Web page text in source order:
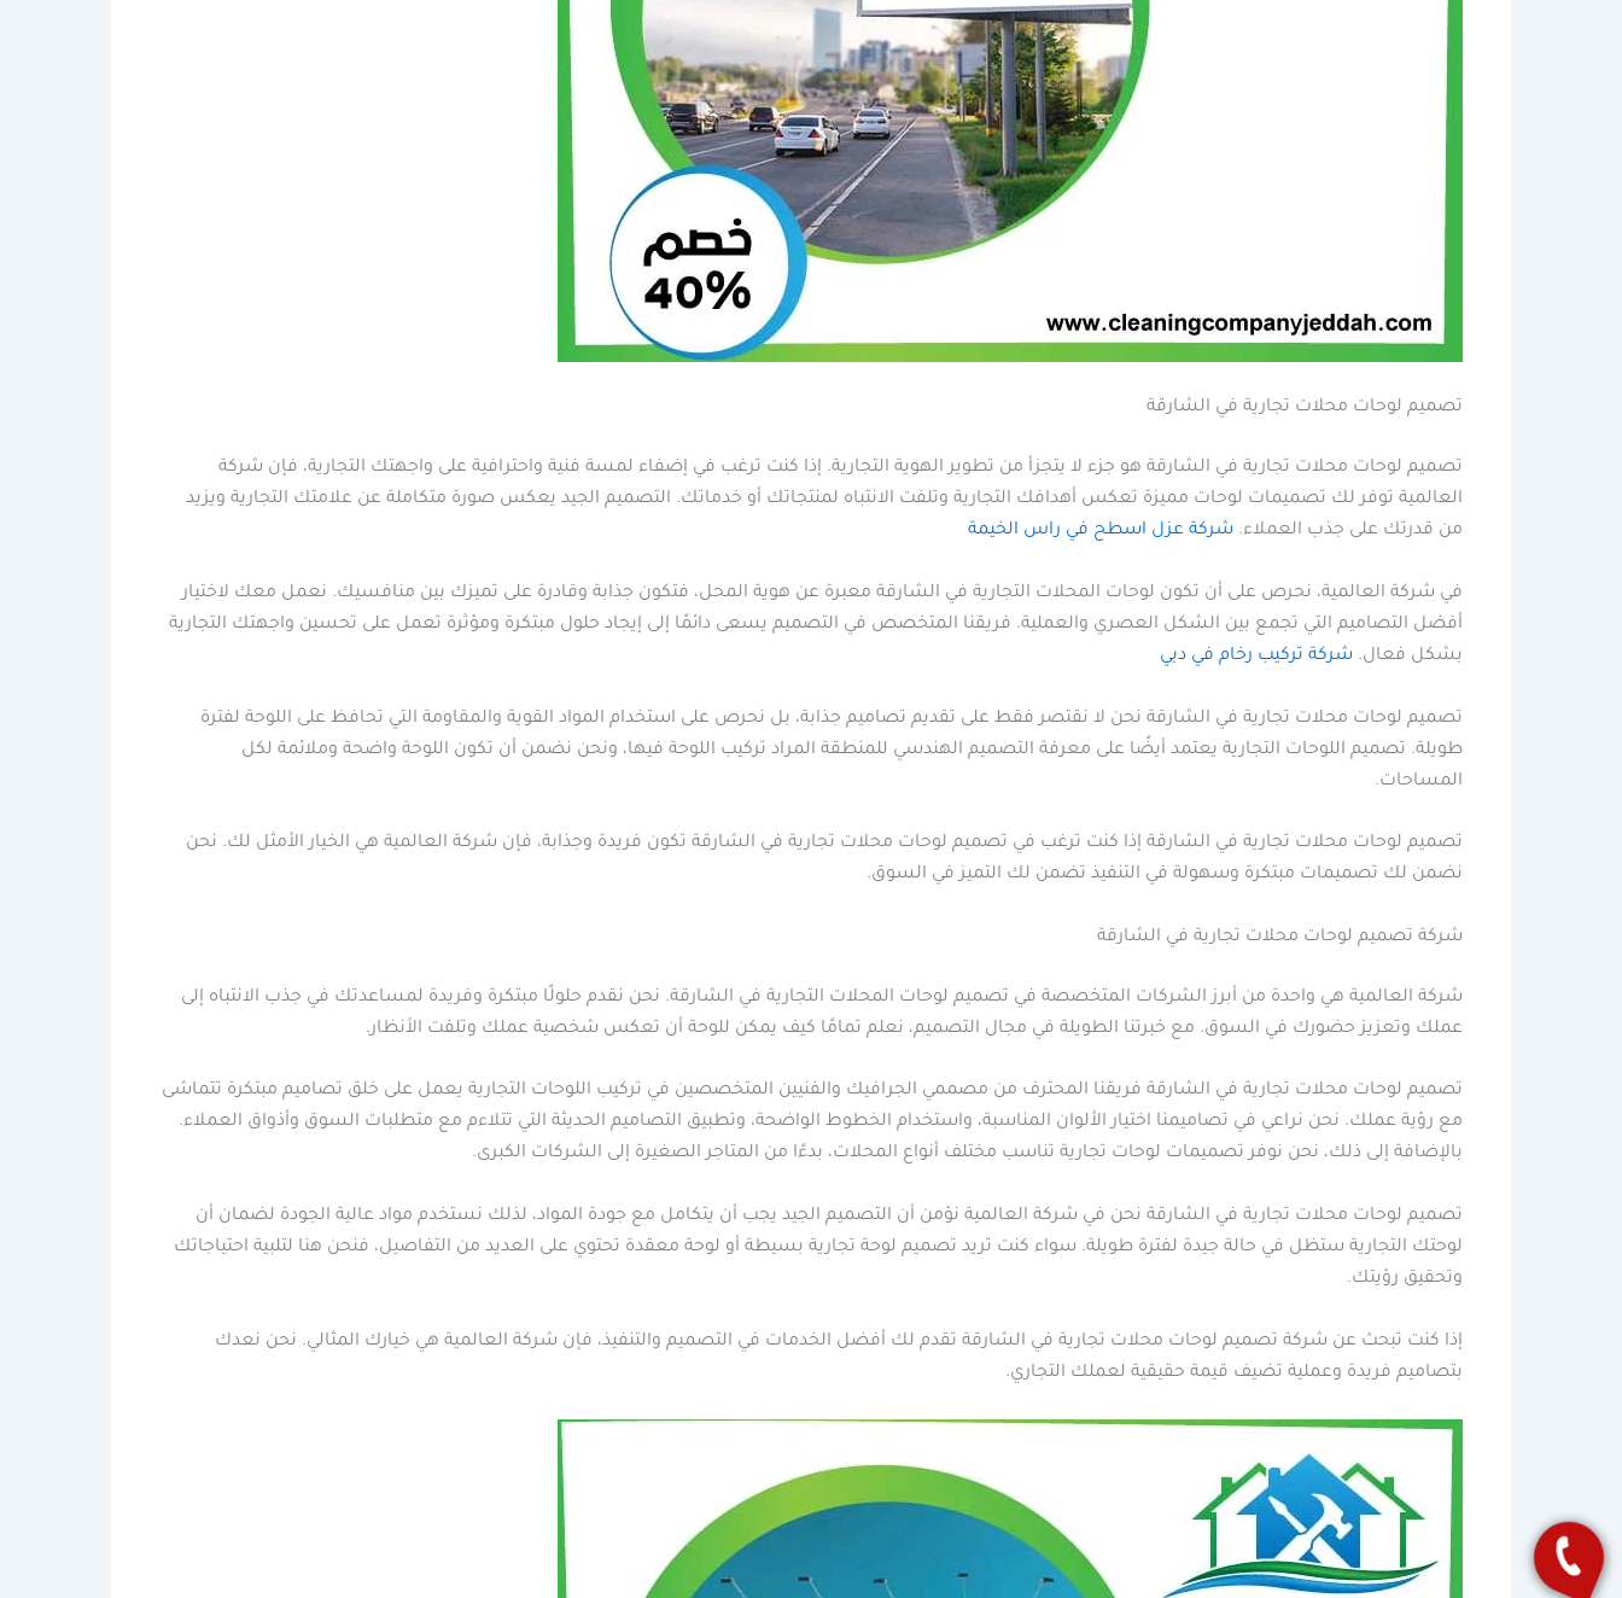
تصميم لوحات محلات تجارية في الشارقة
تصميم لوحات محلات تجارية في الشارقة هو جزء لا يتجزأ من تطوير الهوية التجارية. إذا كنت ترغب في إضفاء لمسة فنية واحترافية على واجهتك التجارية، فإن شركة
العالمية توفر لك تصميمات لوحات مميزة تعكس أهدافك التجارية وتلفت الانتباه لمنتجاتك أو خدماتك. التصميم الجيد يعكس صورة متكاملة عن علامتك التجارية ويزيد
من قدرتك على جذب العملاء. شركة عزل اسطح في راس الخيمة
في شركة العالمية، نحرص على أن تكون لوحات المحلات التجارية في الشارقة معبرة عن هوية المحل، فتكون جذابة وقادرة على تميزك بين منافسيك. نعمل معك لاختيار
أفضل التصاميم التي تجمع بين الشكل العصري والعملية. فريقنا المتخصص في التصميم يسعى دائمًا إلى إيجاد حلول مبتكرة ومؤثرة تعمل على تحسين واجهتك التجارية
بشكل فعال. شركة تركيب رخام في دبي
تصميم لوحات محلات تجارية في الشارقة نحن لا نقتصر فقط على تقديم تصاميم جذابة، بل نحرص على استخدام المواد القوية والمقاومة التي تحافظ على اللوحة لفترة
طويلة. تصميم اللوحات التجارية يعتمد أيضًا على معرفة التصميم الهندسي للمنطقة المراد تركيب اللوحة فيها، ونحن نضمن أن تكون اللوحة واضحة وملائمة لكل
المساحات.
تصميم لوحات محلات تجارية في الشارقة إذا كنت ترغب في تصميم لوحات محلات تجارية في الشارقة تكون فريدة وجذابة، فإن شركة العالمية هي الخيار الأمثل لك. نحن
نضمن لك تصميمات مبتكرة وسهولة في التنفيذ تضمن لك التميز في السوق.
شركة تصميم لوحات محلات تجارية في الشارقة
شركة العالمية هي واحدة من أبرز الشركات المتخصصة في تصميم لوحات المحلات التجارية في الشارقة. نحن نقدم حلولًا مبتكرة وفريدة لمساعدتك في جذب الانتباه إلى
عملك وتعزيز حضورك في السوق. مع خبرتنا الطويلة في مجال التصميم، نعلم تمامًا كيف يمكن للوحة أن تعكس شخصية عملك وتلفت الأنظار.
تصميم لوحات محلات تجارية في الشارقة فريقنا المحترف من مصممي الجرافيك والفنيين المتخصصين في تركيب اللوحات التجارية يعمل على خلق تصاميم مبتكرة تتماشى
مع رؤية عملك. نحن نراعي في تصاميمنا اختيار الألوان المناسبة، واستخدام الخطوط الواضحة، وتطبيق التصاميم الحديثة التي تتلاءم مع متطلبات السوق وأذواق العملاء.
بالإضافة إلى ذلك، نحن نوفر تصميمات لوحات تجارية تناسب مختلف أنواع المحلات، بدءًا من المتاجر الصغيرة إلى الشركات الكبرى.
تصميم لوحات محلات تجارية في الشارقة نحن في شركة العالمية نؤمن أن التصميم الجيد يجب أن يتكامل مع جودة المواد، لذلك نستخدم مواد عالية الجودة لضمان أن
لوحتك التجارية ستظل في حالة جيدة لفترة طويلة. سواء كنت تريد تصميم لوحة تجارية بسيطة أو لوحة معقدة تحتوي على العديد من التفاصيل، فنحن هنا لتلبية احتياجاتك
وتحقيق رؤيتك.
إذا كنت تبحث عن شركة تصميم لوحات محلات تجارية في الشارقة تقدم لك أفضل الخدمات في التصميم والتنفيذ، فإن شركة العالمية هي خيارك المثالي. نحن نعدك
بتصاميم فريدة وعملية تضيف قيمة حقيقية لعملك التجاري.